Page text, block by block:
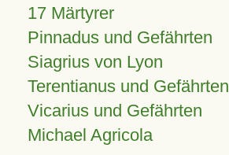
17 Märtyrer
Pinnadus und Gefährten
Siagrius von Lyon
Terentianus und Gefährten
Vicarius und Gefährten
Michael Agricola